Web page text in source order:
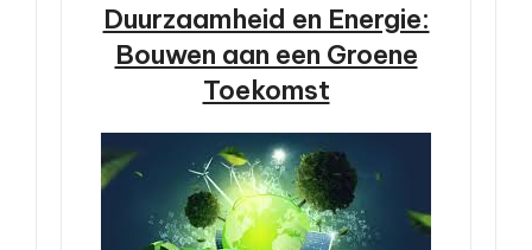
Duurzaamheid en Energie:
Bouwen aan een Groene
Toekomst